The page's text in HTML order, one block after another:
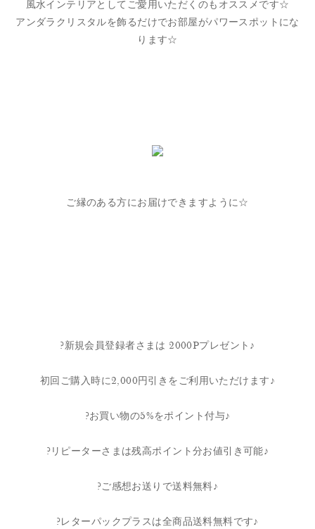
風水インテリアとしてご愛用いただくのもオススメです☆
アンダラクリスタルを飾るだけでお部屋がパワースポットにな
ります☆
ご縁のある方にお届けできますように☆
?新規会員登録者さまは 2000Pプレゼント♪
初回ご購入時に2,000円引きをご利用いただけます♪
?お買い物の5%をポイント付与♪
?リピーターさまは残高ポイント分お値引き可能♪
?ご感想お送りで送料無料♪
?レターパックプラスは全商品送料無料です♪